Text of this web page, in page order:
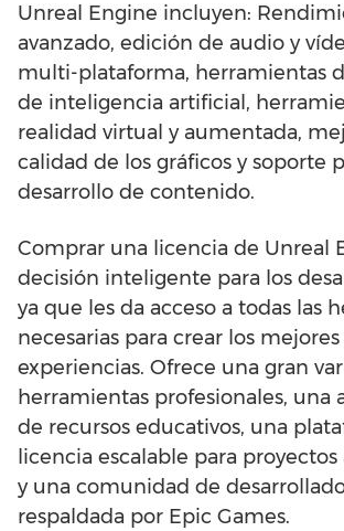
Unreal Engine incluyen:
avanzado, edición de audio y
multi-plataforma, herramientas
de inteligencia artificial,
realidad virtual y aumentada,
calidad de los gráficos y soporte
desarrollo de contenido.
Comprar una licencia de Unreal
decisión inteligente para los
ya que les da acceso a todas las
necesarias para crear los
experiencias. Ofrece una gran
herramientas profesionales, una
de recursos educativos, una
licencia escalable para proyectos
y una comunidad de
respaldada por Epic Games.